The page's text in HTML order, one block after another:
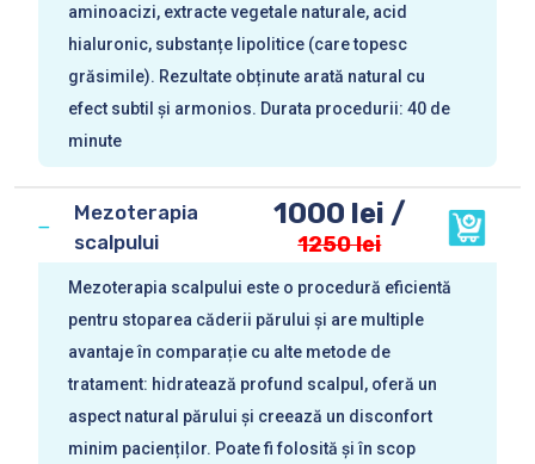
aminoacizi, extracte vegetale naturale, acid
hialuronic, substanțe lipolitice (care topesc
grăsimile). Rezultate obținute arată natural cu
efect subtil și armonios. Durata procedurii: 40 de
minute
Mezoterapia
scalpului
1000 lei /
1250 lei
Mezoterapia scalpului este o procedură eficientă
pentru stoparea căderii părului și are multiple
avantaje în comparație cu alte metode de
tratament: hidratează profund scalpul, oferă un
aspect natural părului și creează un disconfort
minim pacienților. Poate fi folosită și în scop